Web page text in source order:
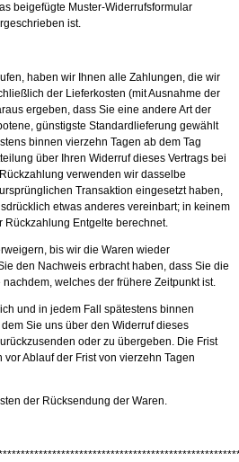
beigefügte Muster-Widerrufsformular
ist.
haben wir Ihnen alle Zahlungen, die wir
der Lieferkosten (mit Ausnahme der
ergeben, dass Sie eine andere Art der
günstigste Standardlieferung gewählt
binnen vierzehn Tagen ab dem Tag
über Ihren Widerruf dieses Vertrags bei
verwenden wir dasselbe
Transaktion eingesetzt haben,
etwas anderes vereinbart; in keinem
Rückzahlung Entgelte berechnet.
bis wir die Waren wieder
den Nachweis erbracht haben, dass Sie die
welches der frühere Zeitpunkt ist.
und in jedem Fall spätestens binnen
Sie uns über den Widerruf dieses
oder zu übergeben. Die Frist
Ablauf der Frist von vierzehn Tagen
der Rücksendung der Waren.